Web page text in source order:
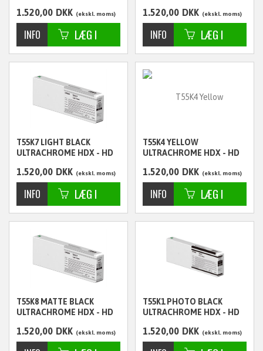
1.520,00 DKK ekskl. moms 1.520,00 DKK ekskl. moms
T55K7 LIGHT BLACK
ULTRACHROME HDX - HD
1.520,00 DKK ekskl. moms
T55K4 YELLOW
ULTRACHROME HDX - HD
1.520,00 DKK ekskl. moms
T55K8 MATTE BLACK
ULTRACHROME HDX - HD
1.520,00 DKK ekskl. moms
T55K1 PHOTO BLACK
ULTRACHROME HDX - HD
1.520,00 DKK ekskl. moms